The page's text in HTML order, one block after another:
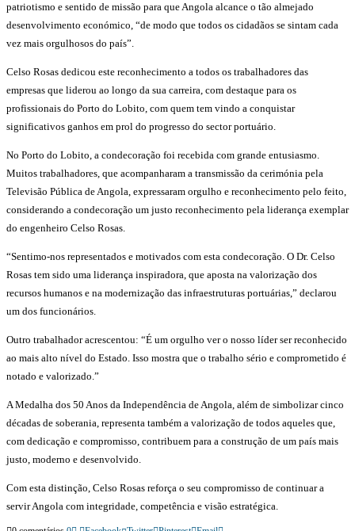
patriotismo e sentido de missão para que Angola alcance o tão almejado
desenvolvimento económico, “de modo que todos os cidadãos se sintam cada
vez mais orgulhosos do país”.
Celso Rosas dedicou este reconhecimento a todos os trabalhadores das
empresas que liderou ao longo da sua carreira, com destaque para os
profissionais do Porto do Lobito, com quem tem vindo a conquistar
significativos ganhos em prol do progresso do sector portuário.
No Porto do Lobito, a condecoração foi recebida com grande entusiasmo.
Muitos trabalhadores, que acompanharam a transmissão da cerimónia pela
Televisão Pública de Angola, expressaram orgulho e reconhecimento pelo feito,
considerando a condecoração um justo reconhecimento pela liderança exemplar
do engenheiro Celso Rosas.
“Sentimo-nos representados e motivados com esta condecoração. O Dr. Celso
Rosas tem sido uma liderança inspiradora, que aposta na valorização dos
recursos humanos e na modernização das infraestruturas portuárias,” declarou
um dos funcionários.
Outro trabalhador acrescentou: “É um orgulho ver o nosso líder ser reconhecido
ao mais alto nível do Estado. Isso mostra que o trabalho sério e comprometido é
notado e valorizado.”
A Medalha dos 50 Anos da Independência de Angola, além de simbolizar cinco
décadas de soberania, representa também a valorização de todos aqueles que,
com dedicação e compromisso, contribuem para a construção de um país mais
justo, moderno e desenvolvido.
Com esta distinção, Celso Rosas reforça o seu compromisso de continuar a
servir Angola com integridade, competência e visão estratégica.